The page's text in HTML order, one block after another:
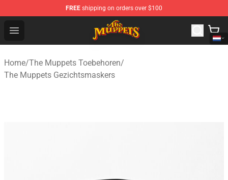
FREE shipping on orders over $100
Open menu
The Muppets Store - Official The Muppets Merchandise
Home/The Muppets Toebehoren/
The Muppets Gezichtsmaskers